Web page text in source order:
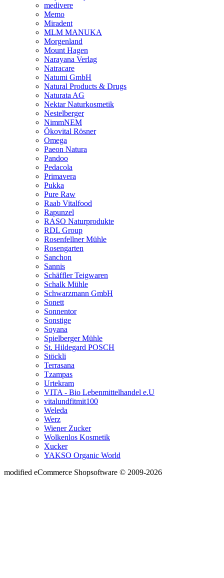
medivere
Memo
Miradent
MLM MANUKA
Morgenland
Mount Hagen
Narayana Verlag
Natracare
Natumi GmbH
Natural Products & Drugs
Naturata AG
Nektar Naturkosmetik
Nestelberger
NimmNEM
Ökovital Rösner
Omega
Paeon Natura
Pandoo
Pedacola
Primavera
Pukka
Pure Raw
Raab Vitalfood
Rapunzel
RASO Naturprodukte
RDL Group
Rosenfellner Mühle
Rosengarten
Sanchon
Sannis
Schäffler Teigwaren
Schalk Mühle
Schwarzmann GmbH
Sonett
Sonnentor
Sonstige
Soyana
Spielberger Mühle
St. Hildegard POSCH
Stöckli
Terrasana
Tzampas
Urtekram
VITA - Bio Lebenmittelhandel e.U
vitalundfitmit100
Weleda
Werz
Wiener Zucker
Wolkenlos Kosmetik
Xucker
YAKSO Organic World
modified eCommerce Shopsoftware © 2009-2026